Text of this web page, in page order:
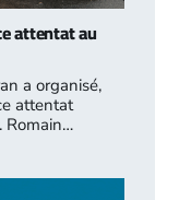
attentat au
a organisé,
attentat
Romain…